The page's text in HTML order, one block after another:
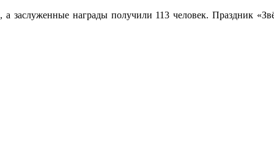
заслуженные награды получили 113 человек. Праздник